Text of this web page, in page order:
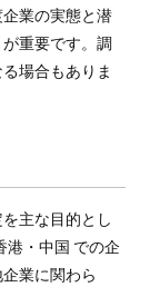
業の実態と潜
重要です。調
場合もありま
主な目的とし
港・中国 での企
業に関わら